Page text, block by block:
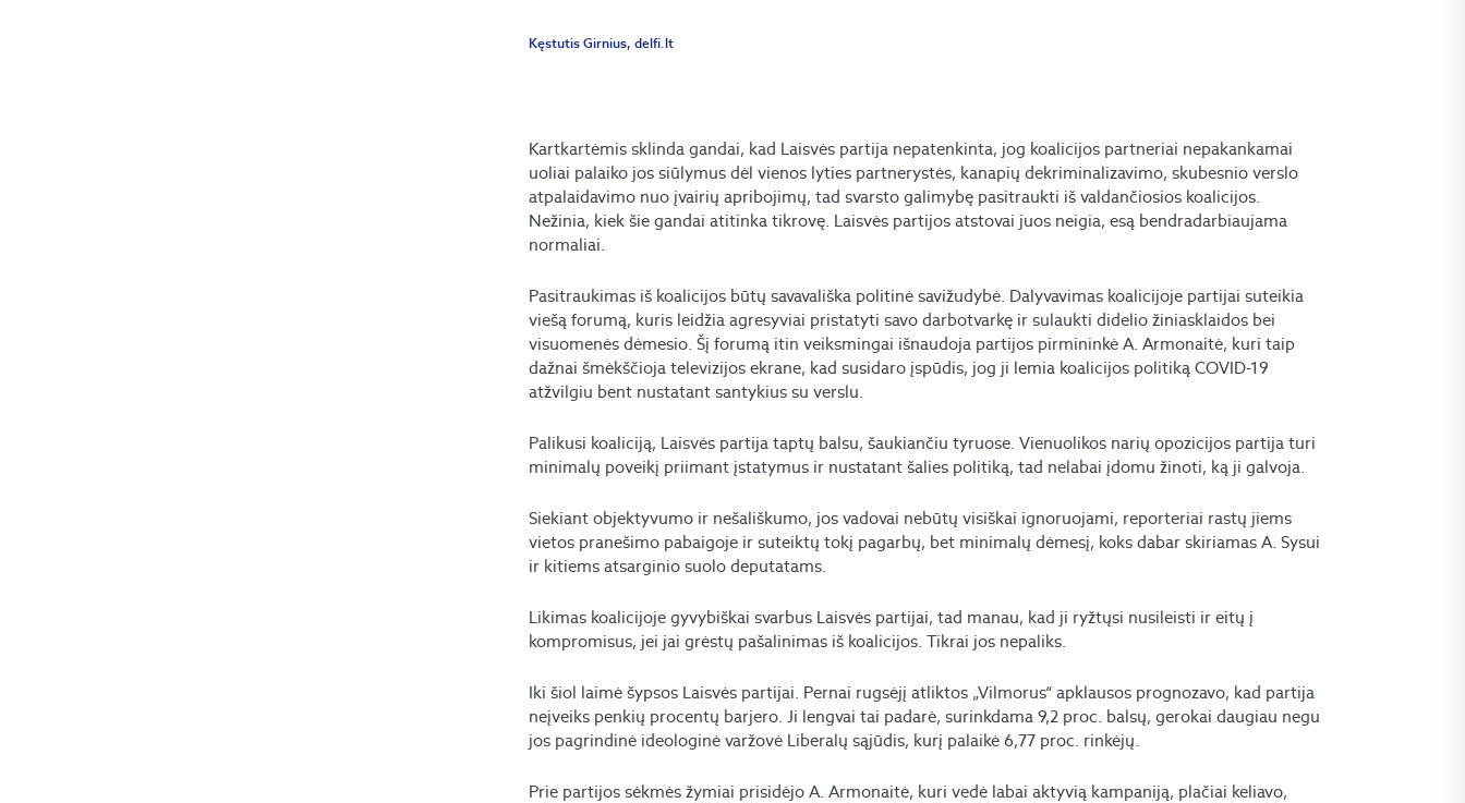
Kęstutis Girnius, delfi.lt
Kartkartėmis sklinda gandai, kad Laisvės partija nepatenkinta, jog koalicijos partneriai nepakankamai
uoliai palaiko jos siūlymus dėl vienos lyties partnerystės, kanapių dekriminalizavimo, skubesnio verslo
atpalaidavimo nuo įvairių apribojimų, tad svarsto galimybę pasitraukti iš valdančiosios koalicijos.
Nežinia, kiek šie gandai atitinka tikrovę. Laisvės partijos atstovai juos neigia, esą bendradarbiaujama
normaliai.
Pasitraukimas iš koalicijos būtų savavališka politinė savižudybė. Dalyvavimas koalicijoje partijai suteikia
viešą forumą, kuris leidžia agresyviai pristatyti savo darbotvarkę ir sulaukti didelio žiniasklaidos bei
visuomenės dėmesio. Šį forumą itin veiksmingai išnaudoja partijos pirmininkė A. Armonaitė, kuri taip
dažnai šmėkščioja televizijos ekrane, kad susidaro įspūdis, jog ji lemia koalicijos politiką COVID-19
atžvilgiu bent nustatant santykius su verslu.
Palikusi koaliciją, Laisvės partija taptų balsu, šaukiančiu tyruose. Vienuolikos narių opozicijos partija turi
minimalų poveikį priimant įstatymus ir nustatant šalies politiką, tad nelabai įdomu žinoti, ką ji galvoja.
Siekiant objektyvumo ir nešališkumo, jos vadovai nebūtų visiškai ignoruojami, reporteriai rastų jiems
vietos pranešimo pabaigoje ir suteiktų tokį pagarbų, bet minimalų dėmesį, koks dabar skiriamas A. Sysui
ir kitiems atsarginio suolo deputatams.
Likimas koalicijoje gyvybiškai svarbus Laisvės partijai, tad manau, kad ji ryžtųsi nusileisti ir eitų į
kompromisus, jei jai grėstų pašalinimas iš koalicijos. Tikrai jos nepaliks.
Iki šiol laimė šypsos Laisvės partijai. Pernai rugsėjį atliktos „Vilmorus“ apklausos prognozavo, kad partija
neįveiks penkių procentų barjero. Ji lengvai tai padarė, surinkdama 9,2 proc. balsų, gerokai daugiau negu
jos pagrindinė ideologinė varžovė Liberalų sąjūdis, kurį palaikė 6,77 proc. rinkėjų.
Prie partijos sėkmės žymiai prisidėjo A. Armonaitė, kuri vedė labai aktyvią kampaniją, plačiai keliavo,